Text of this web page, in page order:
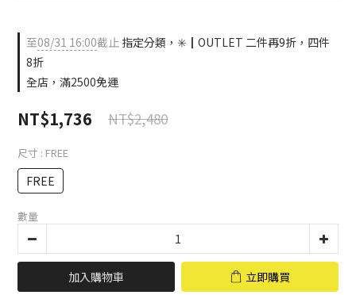
至08/31 16:00截止 指定分類，✳️┃OUTLET 二件再9折，四件
8折
全店，滿2500免運
NT$1,736 NT$2,480
尺寸 : FREE
FREE
數量
加入購物車 立即購買